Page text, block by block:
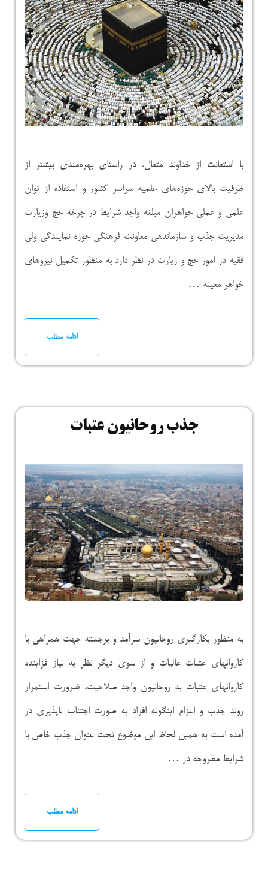
با استعانت از خداوند متعال، در راستای بهره‌مندی بیشتر از
ظرفیت بالای حوزه‌های علمیه سراسر کشور و استفاده از توان
علمی و عملی خواهران مبلغه واجد شرایط در چرخه حج وزیارت
مدیریت جذب و سازماندهی معاونت فرهنگی حوزه نمایندگی ولی
فقیه در امور حج و زیارت در نظر دارد به منظور تکمیل نیروهای
خواهر معینه …
ادامه مطلب
جذب روحانیون عتبات
به منظور بکارگیری روحانیون سرآمد و برجسته جهت همراهی با
کاروانهای عتبات عالیات و از سوی دیگر نظر به نیاز فزاینده
کاروانهای عتبات به روحانیون واجد صلاحیت، ضرورت استمرار
روند جذب و اعزام اینگونه افراد به صورت اجتناب ناپذیری در
آمده است به همین لحاظ این موضوع تحت عنوان جذب خاص با
شرایط مطروحه در …
ادامه مطلب